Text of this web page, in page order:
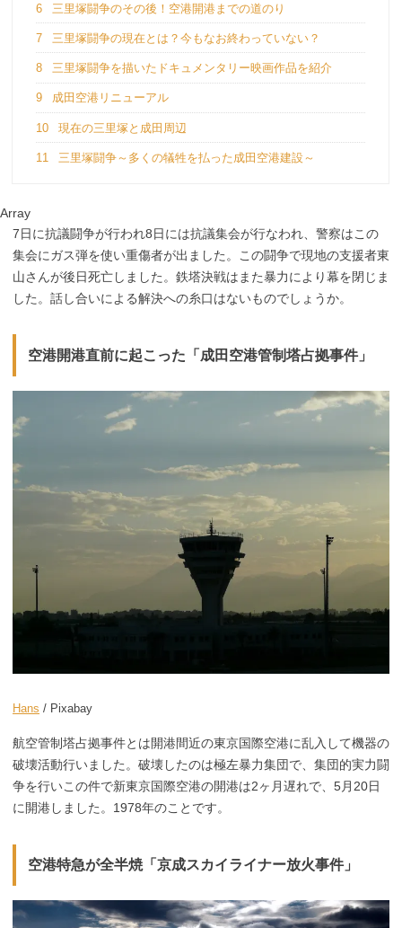
6 三里塚闘争のその後！空港開港までの道のり
7 三里塚闘争の現在とは？今もなお終わっていない？
8 三里塚闘争を描いたドキュメンタリー映画作品を紹介
9 成田空港リニューアル
10 現在の三里塚と成田周辺
11 三里塚闘争～多くの犠牲を払った成田空港建設～
Array
7日に抗議闘争が行われ8日には抗議集会が行なわれ、警察はこの
集会にガス弾を使い重傷者が出ました。この闘争で現地の支援者東
山さんが後日死亡しました。鉄塔決戦はまた暴力により幕を閉じま
した。話し合いによる解決への糸口はないものでしょうか。
空港開港直前に起こった「成田空港管制塔占拠事件」
Hans / Pixabay
航空管制塔占拠事件とは開港間近の東京国際空港に乱入して機器の
破壊活動行いました。破壊したのは極左暴力集団で、集団的実力闘
争を行いこの件で新東京国際空港の開港は2ヶ月遅れで、5月20日
に開港しました。1978年のことです。
空港特急が全半焼「京成スカイライナー放火事件」